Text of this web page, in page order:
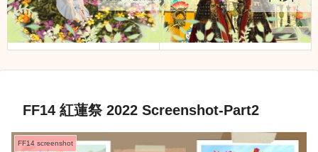
FF14 紅蓮祭 2022 Screenshot-Part2
FF14 screenshot